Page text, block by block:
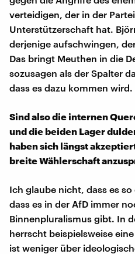
verteidigen, der in der
Unterstützerschaft hat.
derjenige aufschwingen,
Das bringt Meuthen in die
sozusagen als der Spalter
dass es dazu kommen wird.
Sind also die internen
und die beiden Lager
haben sich längst
breite Wählerschaft
Ich glaube nicht, dass es so
dass es in der AfD immer
Binnenpluralismus gibt. In
herrscht beispielsweise
ist weniger über